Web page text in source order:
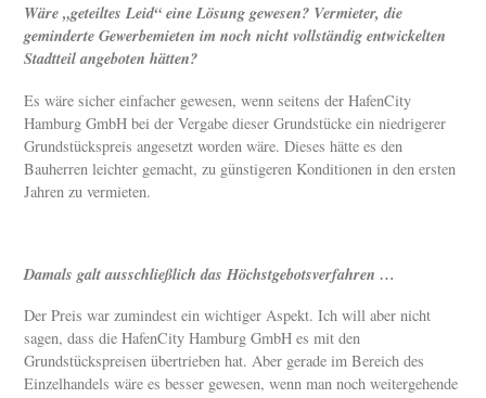
Wäre „geteiltes Leid“ eine Lösung gewesen? Vermieter, die
geminderte Gewerbemieten im noch nicht vollständig entwickelten
Stadtteil angeboten hätten?
Es wäre sicher einfacher gewesen, wenn seitens der HafenCity
Hamburg GmbH bei der Vergabe dieser Grundstücke ein niedrigerer
Grundstückspreis angesetzt worden wäre. Dieses hätte es den
Bauherren leichter gemacht, zu günstigeren Konditionen in den ersten
Jahren zu vermieten.
Damals galt ausschließlich das Höchstgebotsverfahren …
Der Preis war zumindest ein wichtiger Aspekt. Ich will aber nicht
sagen, dass die HafenCity Hamburg GmbH es mit den
Grundstückspreisen übertrieben hat. Aber gerade im Bereich des
Einzelhandels wäre es besser gewesen, wenn man noch weitergehende